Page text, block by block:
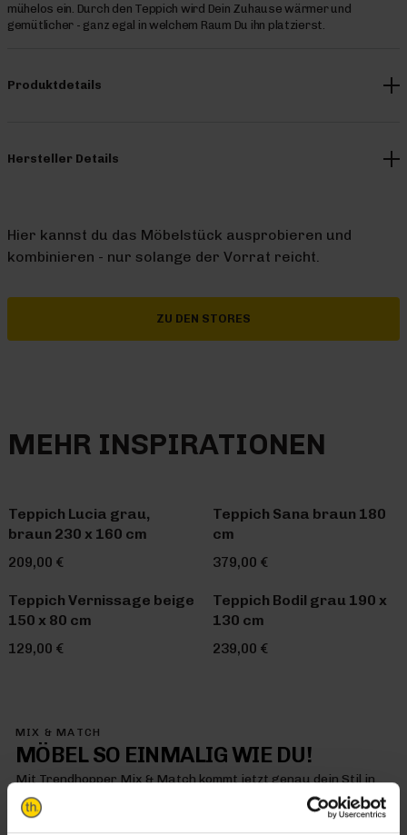
mühelos ein. Durch den Teppich wird Dein Zuhause wärmer und
gemütlicher - ganz egal in welchem Raum Du ihn platzierst.
Produktdetails
Hersteller Details
Hier kannst du das Möbelstück ausprobieren und
kombinieren - nur solange der Vorrat reicht.
ZU DEN STORES
MEHR INSPIRATIONEN
Teppich Lucia grau,
braun 230 x 160 cm
209,00 €
Teppich Sana braun 180
cm
379,00 €
Teppich Vernissage beige
150 x 80 cm
129,00 €
Teppich Bodil grau 190 x
130 cm
239,00 €
MIX & MATCH
MÖBEL SO EINMALIG WIE DU!
Mit Trendhopper Mix & Match kommt jetzt genau dein Stil in
dein Zuhause – denn hier kombinierst du einfach alles so, wie
es dir gefällt